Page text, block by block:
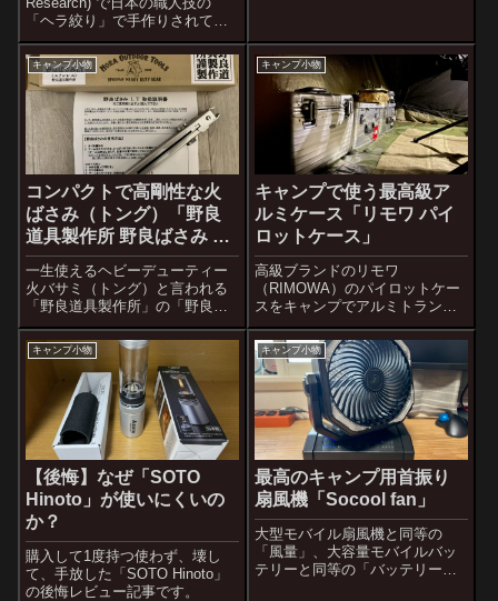
「ヘラ絞り」で手作りされてい
るロッキーカップの逸品である
アナルコカップ(Anarcho Cups)
の詳細レビュー記事です。
キャンプ小物
コンパクトで高剛性な火
ばさみ（トング）「野良
道具製作所 野良ばさみ ス
テンレス LT」
一生使えるヘビーデューティー
火バサミ（トング）と言われる
「野良道具製作所」の「野良ば
さみ」のステンレス LT（ライ
ト）バージョンのレビューで
す。
キャンプ小物
キャンプで使う最高級ア
ルミケース「リモワ パイ
ロットケース」
高級ブランドのリモワ
（RIMOWA）のパイロットケー
スをキャンプでアルミトランク
（コンテナ）として利用した記
事です。
キャンプ小物
【後悔】なぜ「SOTO
Hinoto」が使いにくいの
か？
購入して1度持つ使わず、壊し
て、手放した「SOTO Hinoto」
の後悔レビュー記事です。
キャンプ小物
最高のキャンプ用首振り
扇風機「Socool fan」
大型モバイル扇風機と同等の
「風量」、大容量モバイルバッ
テリーと同等の「バッテリー